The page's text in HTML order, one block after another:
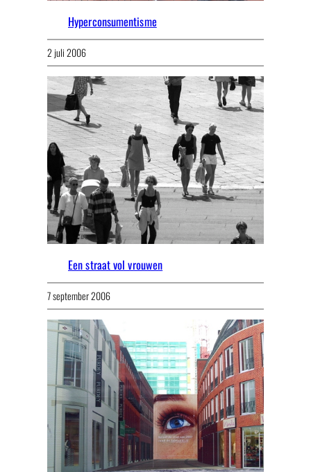
Hyperconsumentisme
2 juli 2006
Een straat vol vrouwen
7 september 2006